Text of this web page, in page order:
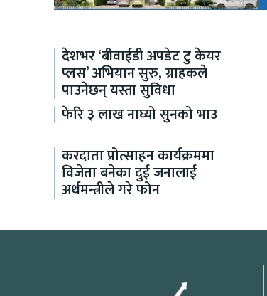
देशभर ‘बीवाईडी अपडेट टु केयर
प्लस’ अभियान सुरु, ग्राहकले
पाउनेछन् यस्ता सुविधा
फेरि ३ लाख नाघ्यो सुनको भाउ
करदाता प्रोत्साहन कार्यक्रममा
विजेता बनेका दुई जनालाई
अर्थमन्त्रीले गरे फोन